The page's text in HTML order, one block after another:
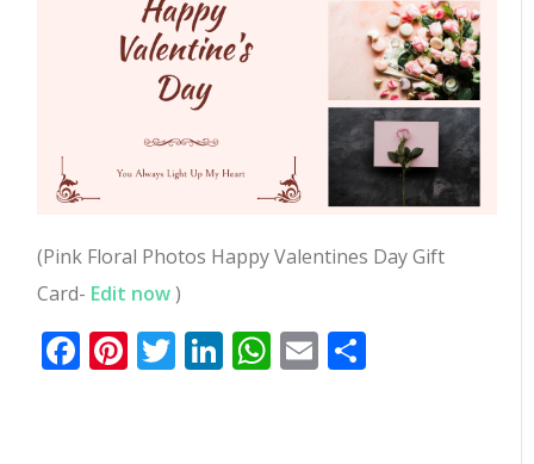
(Pink Floral Photos Happy Valentines Day Gift
Card- Edit now)
Facebook
Pinterest
Twitter
LinkedIn
WhatsApp
Email